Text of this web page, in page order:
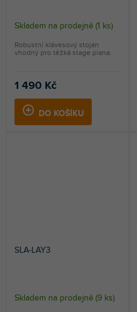
Skladem na prodejně (1 ks)
1 490 Kč
DO KOŠÍKU
Robustní klávesový stojan
vhodný pro těžká stage piana.
SLA-LAY3
Skladem na prodejně (9 ks)